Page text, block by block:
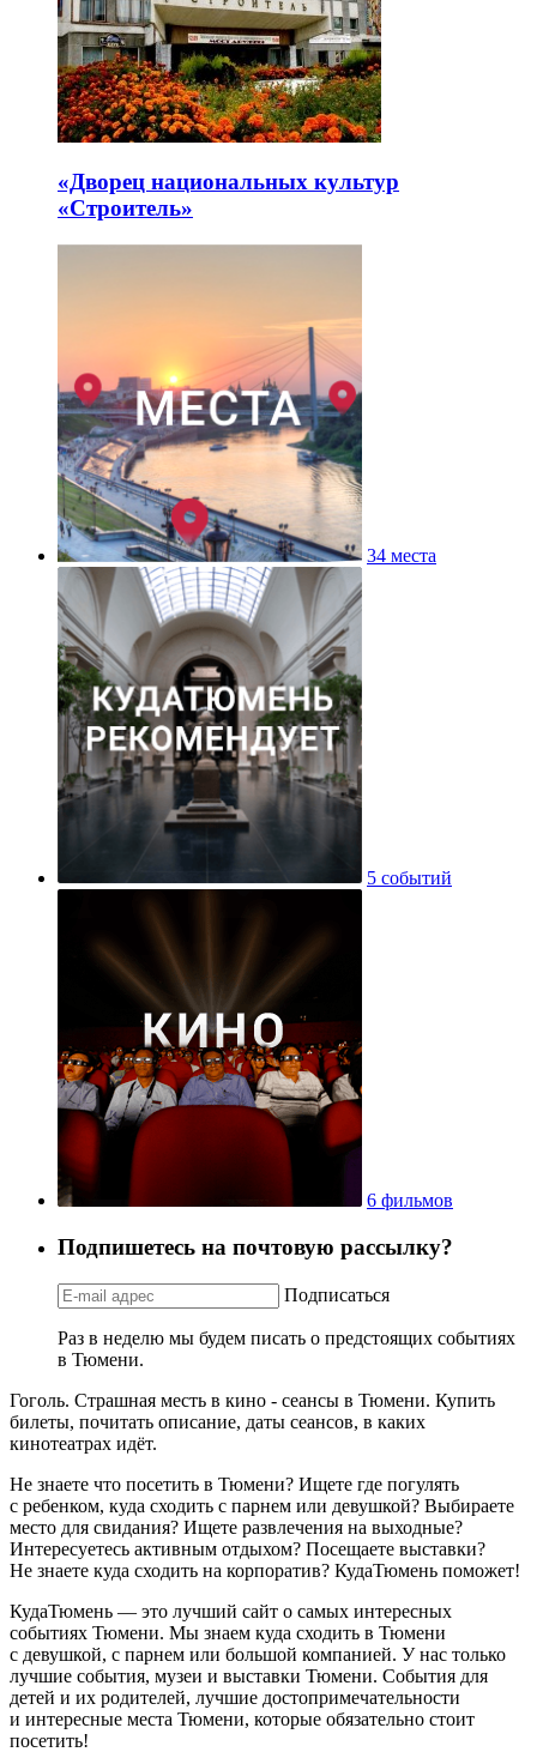
«Дворец национальных культур
«Строитель»
34 места
5 событий
6 фильмов
Подпишетесь на почтовую рассылку?
Подписаться
Раз в неделю мы будем писать о предстоящих событиях
в Тюмени.
Гоголь. Страшная месть в кино - сеансы в Тюмени. Купить
билеты, почитать описание, даты сеансов, в каких
кинотеатрах идёт.
Не знаете что посетить в Тюмени? Ищете где погулять
с ребенком, куда сходить с парнем или девушкой? Выбираете
место для свидания? Ищете развлечения на выходные?
Интересуетесь активным отдыхом? Посещаете выставки?
Не знаете куда сходить на корпоратив? КудаТюмень поможет!
КудаТюмень — это лучший сайт о самых интересных
событиях Тюмени. Мы знаем куда сходить в Тюмени
с девушкой, с парнем или большой компанией. У нас только
лучшие события, музеи и выставки Тюмени. События для
детей и их родителей, лучшие достопримечательности
и интересные места Тюмени, которые обязательно стоит
посетить!